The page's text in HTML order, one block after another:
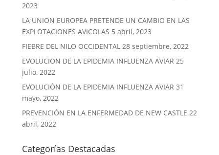
2023
LA UNION EUROPEA PRETENDE UN CAMBIO EN LAS
EXPLOTACIONES AVICOLAS 5 abril, 2023
FIEBRE DEL NILO OCCIDENTAL 28 septiembre, 2022
EVOLUCION DE LA EPIDEMIA INFLUENZA AVIAR 25
julio, 2022
EVOLUCIÓN DE LA EPIDEMIA INFLUENZA AVIAR 31
mayo, 2022
PREVENCIÓN EN LA ENFERMEDAD DE NEW CASTLE 22
abril, 2022
Categorías Destacadas